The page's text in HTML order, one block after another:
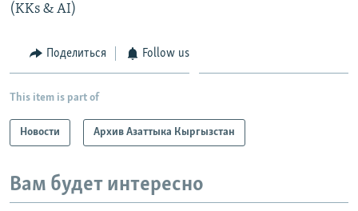
(KKs & AI)
Поделиться Follow us
This item is part of
Новости Архив Азаттыка Кыргызстан
Вам будет интересно